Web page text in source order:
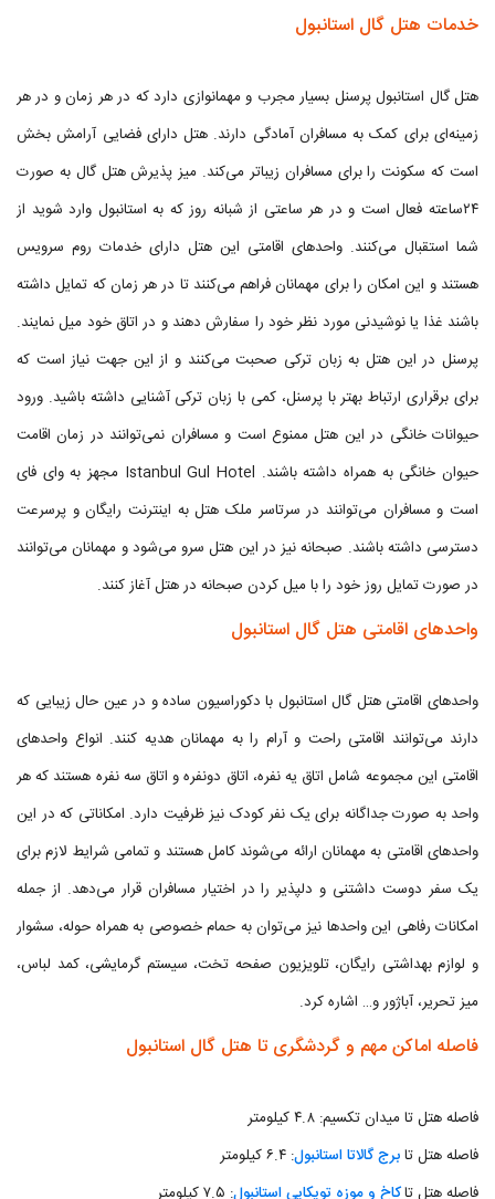
خدمات هتل گال استانبول
هتل گال استانبول پرسنل بسیار مجرب و مهمانوازی دارد که در هر زمان و در هر
زمینه‌ای برای کمک به مسافران آمادگی دارند. هتل دارای فضایی آرامش بخش
است که سکونت را برای مسافران زیباتر می‌کند. میز پذیرش هتل گال به صورت
۲۴ساعته فعال است و در هر ساعتی از شبانه روز که به استانبول وارد شوید از
شما استقبال می‌کنند. واحدهای اقامتی این هتل دارای خدمات روم سرویس
هستند و این امکان را برای مهمانان فراهم می‌کنند تا در هر زمان که تمایل داشته
باشند غذا یا نوشیدنی مورد نظر خود را سفارش دهند و در اتاق خود میل نمایند.
پرسنل در این هتل به زبان ترکی صحبت می‌کنند و از این جهت نیاز است که
برای برقراری ارتباط بهتر با پرسنل، کمی با زبان ترکی آشنایی داشته باشید. ورود
حیوانات خانگی در این هتل ممنوع است و مسافران نمی‌توانند در زمان اقامت
حیوان خانگی به همراه داشته باشند. Istanbul Gul Hotel مجهز به وای فای
است و مسافران می‌توانند در سرتاسر ملک هتل به اینترنت رایگان و پرسرعت
دسترسی داشته باشند. صبحانه نیز در این هتل سرو می‌شود و مهمانان می‌توانند
در صورت تمایل روز خود را با میل کردن صبحانه در هتل آغاز کنند.
واحدهای اقامتی هتل گال استانبول
واحدهای اقامتی هتل گال استانبول با دکوراسیون ساده و در عین حال زیبایی که
دارند می‌توانند اقامتی راحت و آرام را به مهمانان هدیه کنند. انواع واحدهای
اقامتی این مجموعه شامل اتاق یه نفره، اتاق دونفره و اتاق سه نفره هستند که هر
واحد به صورت جداگانه برای یک نفر کودک نیز ظرفیت دارد. امکاناتی که در این
واحدهای اقامتی به مهمانان ارائه می‌شوند کامل هستند و تمامی شرایط لازم برای
یک سفر دوست داشتنی و دلپذیر را در اختیار مسافران قرار می‌دهد. از جمله
امکانات رفاهی این واحدها نیز می‌توان به حمام خصوصی به همراه حوله، سشوار
و لوازم بهداشتی رایگان، تلویزیون صفحه تخت، سیستم گرمایشی، کمد لباس،
میز تحریر، آباژور و… اشاره کرد.
فاصله اماکن مهم و گردشگری تا هتل گال استانبول
فاصله هتل تا میدان تکسیم: ۴.۸ کیلومتر
فاصله هتل تابرج گالاتا استانبول: ۶.۴ کیلومتر
فاصله هتل تاکاخ و موزه توپکاپی استانبول: ۷.۵ کیلومتر